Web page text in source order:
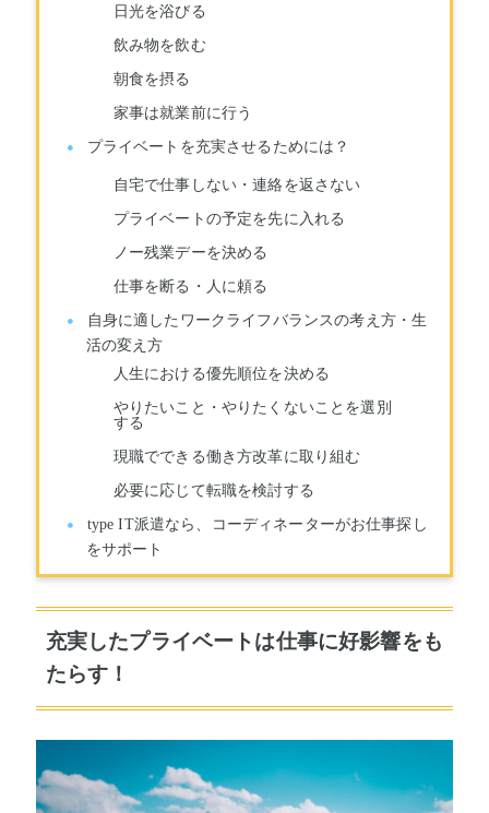
日光を浴びる
飲み物を飲む
朝食を摂る
家事は就業前に行う
プライベートを充実させるためには？
自宅で仕事しない・連絡を返さない
プライベートの予定を先に入れる
ノー残業デーを決める
仕事を断る・人に頼る
自身に適したワークライフバランスの考え方・生
活の変え方
人生における優先順位を決める
やりたいこと・やりたくないことを選別
する
現職でできる働き方改革に取り組む
必要に応じて転職を検討する
type IT派遣なら、コーディネーターがお仕事探し
をサポート
充実したプライベートは仕事に好影響をも
たらす！